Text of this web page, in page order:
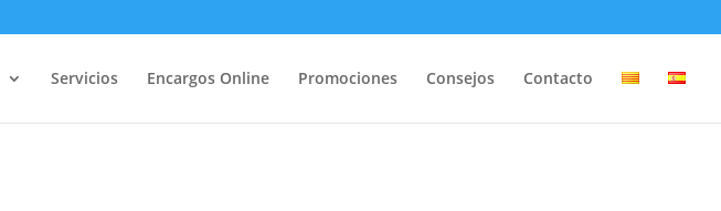
Servicios Encargos Online Promociones Consejos Contacto